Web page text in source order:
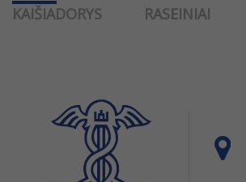
KAIŠIADORYS
RASEINIAI